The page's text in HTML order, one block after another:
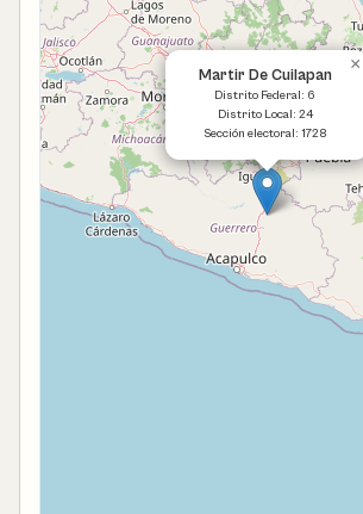
Martir De Cuilapan
Distrito Federal: 6
Distrito Local: 24
Sección electoral: 1728
×